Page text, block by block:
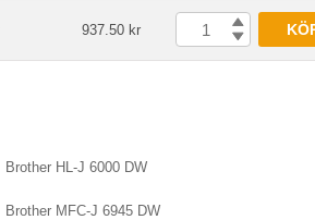
937.50 kr
Brother HL-J 6000 DW
Brother MFC-J 6945 DW